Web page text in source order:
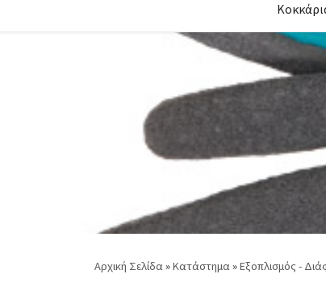
Αρχική Σελίδα »Κατάστημα »Εξοπλισμός -